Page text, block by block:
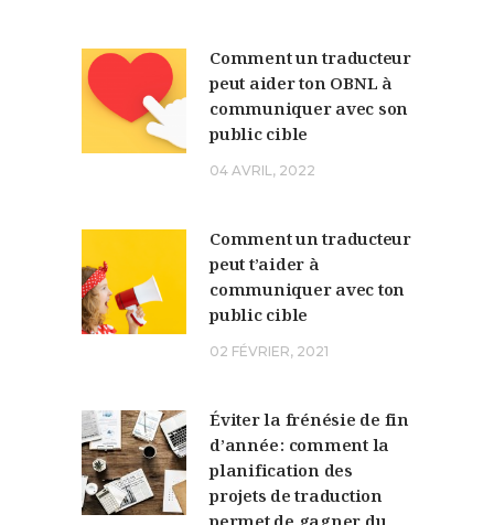
Comment un traducteur
peut aider ton OBNL à
communiquer avec son
public cible
04 AVRIL, 2022
Comment un traducteur
peut t’aider à
communiquer avec ton
public cible
02 FÉVRIER, 2021
Éviter la frénésie de fin
d’année : comment la
planification des
projets de traduction
permet de gagner du